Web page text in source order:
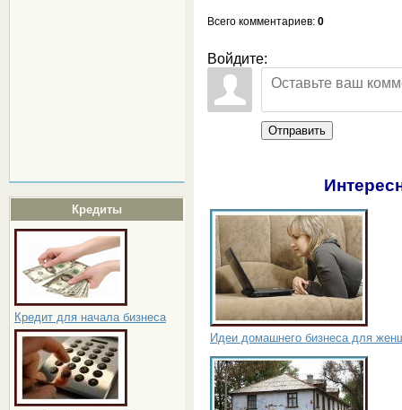
Кредиты
Кредит для начала бизнеса
Всего комментариев: 0
Войдите:
Отправить
Идеи домашнего бизнеса для